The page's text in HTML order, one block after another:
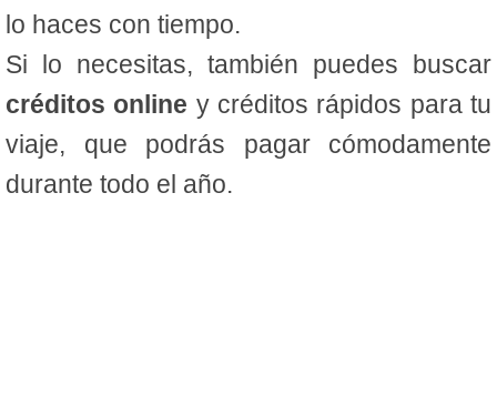
lo haces con tiempo.
Si lo necesitas, también puedes buscar
créditos online y créditos rápidos para tu
viaje, que podrás pagar cómodamente
durante todo el año.